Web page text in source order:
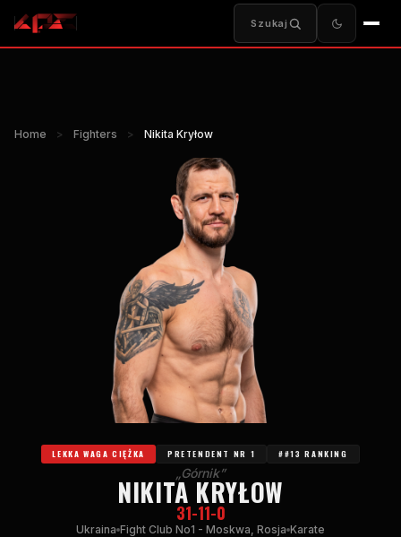
Szukaj
Home > Fighters > Nikita Kryłow
LEKKA WAGA CIĘŻKA PRETENDENT NR 1 ##13 RANKING
„Górnik”
NIKITA KRYŁOW
31-11-0
Ukraina Fight Club No1 - Moskwa, Rosja Karate